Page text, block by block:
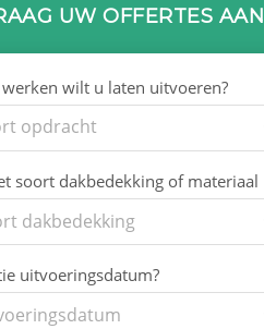
UW OFFERTES AAN
wilt u laten uitvoeren?
opdracht
soort dakbedekking of materiaal
dakbedekking
uitvoeringsdatum?